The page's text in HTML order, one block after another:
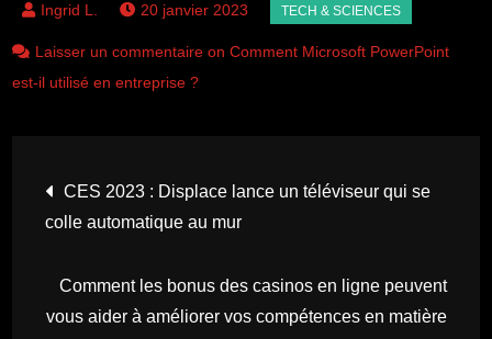
20 janvier 2023
Laisser un commentaire on Comment Microsoft PowerPoint
est-il utilisé en entreprise ?
Navigation
de
l’article
CES 2023 : Displace lance un téléviseur qui se
colle automatique au mur
Comment les bonus des casinos en ligne peuvent
vous aider à améliorer vos compétences en matière